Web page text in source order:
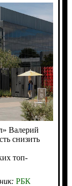
Валерий
снизить
топ-
РБК